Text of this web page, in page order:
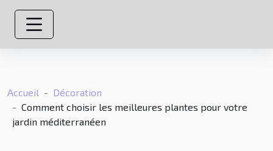
Accueil
Décoration
Comment choisir les meilleures plantes pour votre
jardin méditerranéen